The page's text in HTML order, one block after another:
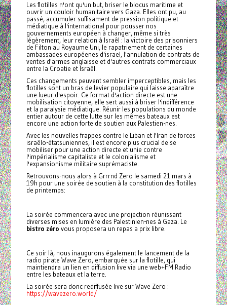
Les flotilles n'ont qu'un but, briser le blocus maritime et
ouvrir un couloir humanitaire vers Gaza. Elles ont pu, au
passé, accumuler suffisament de pression politique et
médiatique à l'international pour pousser nos
gouvernements européen à changer, même si très
légèrement, leur relation à Israêl : la victoire des prisonniers
de Filton au Royaume Uni, le rapatriement de certaines
ambassades européenes d'israel, l'annulation de contrats de
ventes d'armes anglaisse et d'autres contrats commerciaux
entre la Croatie et Israêl.
Ces changements peuvent sembler imperceptibles, mais les
flotilles sont un bras de levier populaire qui laisse aparaître
une lueur d'espoir. Ce format d'action directe est une
mobilisation citoyenne, elle sert aussi à briser l'indifférence
et la paralysie médiatique. Réunir les populations du monde
entier autour de cette lutte sur les mêmes bateaux est
encore une action forte de soutien aux Palestien-nes.
Avec les nouvelles frappes contre le Liban et l'Iran de forces
israêlo-étatsuniennes, il est encore plus crucial de se
mobiliser pour une action directe et unie contre
l'impérialisme capitaliste et le colonialisme et
l'expansionisme militaire suprémaciste.
Retrouvons-nous alors à Grrrnd Zero le samedi 21 mars à
19h pour une soirée de soutien à la constitution des flotilles
de printemps:
La soirée commencera avec une projection réunissant
diverses mises en lumière des Palestinien-nes à Gaza. Le
bistro zéro vous proposera un repas a prix libre.
Ce soir là, nous inaugurons également le lancement de la
radio pirate Wave Zero, embarquée sur la flotille, qui
maintiendra un lien en diffusion live via une web+FM Radio
entre les bateaux et la terre.
La soirée sera donc rediffusée live sur Wave Zero :
https://wavezero.world/